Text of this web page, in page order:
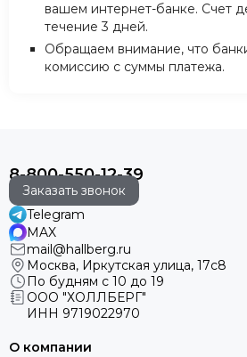
вашем интернет-банке. Счет
течение 3 дней.
Обращаем внимание, что
комиссию с суммы платежа.
8-800-550-12-39
Заказать звонок
Telegram
MAX
mail@hallberg.ru
Москва, Иркутская улица, 17с8
По будням с 10 до 19
ООО "ХОЛЛБЕРГ"
ИНН 9719022970
О компании